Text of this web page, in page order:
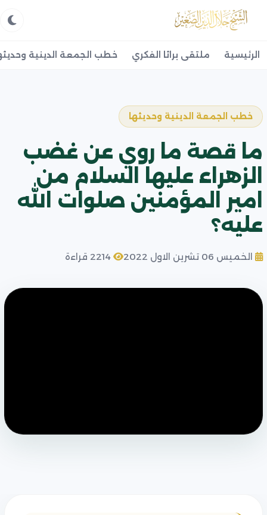
الرئيسية ملتقى براثا الفكري خطب الجمعة الدينية
خطب الجمعة الدينية وحديثها
ما قصة ما روي عن غضب
الزهراء عليها السلام من
امير المؤمنين صلوات الله
عليه؟
الخميس 06 تشرين الاول 2022